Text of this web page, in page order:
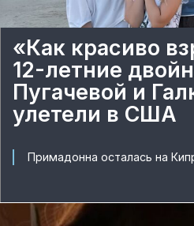
«Как красиво
12-летние
Пугачевой и
улетели в США
Примадонна осталась на